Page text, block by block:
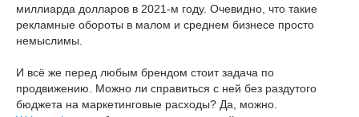
миллиарда долларов в 2021-м году. Очевидно, что такие
рекламные обороты в малом и среднем бизнесе просто
немыслимы.
И всё же перед любым брендом стоит задача по
продвижению. Можно ли справиться с ней без раздутого
бюджета на маркетинговые расходы? Да, можно.